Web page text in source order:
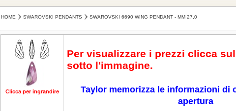
HOME SWAROVSKI PENDANTS SWAROVSKI 6690 WING PENDANT - MM 27,0
Clicca per ingrandire Clicca per ingrandireClicca per ingrandire Clicca per ingrandire
Per visualizzare i prezzi clicca
sotto l'immagine.
Taylor memorizza le informazioni di
apertura